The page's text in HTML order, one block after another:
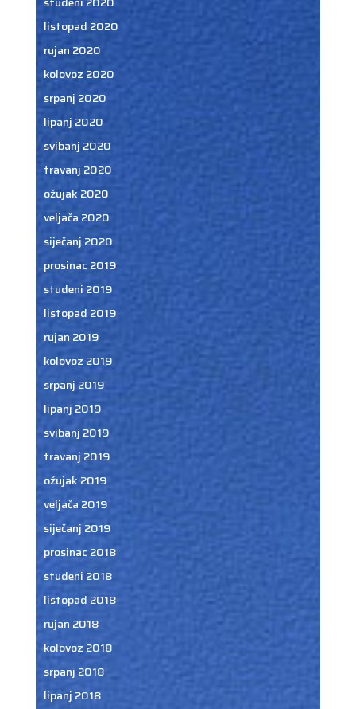
listopad 2020
rujan 2020
kolovoz 2020
srpanj 2020
lipanj 2020
svibanj 2020
travanj 2020
ožujak 2020
veljača 2020
siječanj 2020
prosinac 2019
studeni 2019
listopad 2019
rujan 2019
kolovoz 2019
srpanj 2019
lipanj 2019
svibanj 2019
travanj 2019
ožujak 2019
veljača 2019
siječanj 2019
prosinac 2018
studeni 2018
listopad 2018
rujan 2018
kolovoz 2018
srpanj 2018
lipanj 2018